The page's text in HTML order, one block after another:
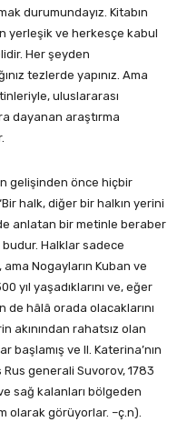
durumundayız. Kitabın
yerleşik ve herkesçe kabul
Her şeyden
tezlerde yapınız. Ama
uluslararası
dayanan araştırma
gelişinden önce hiçbir
halk, diğer bir halkın yerini
anlatan bir metinle beraber
Halklar sadece
ama Nogayların Kuban ve
yıl yaşadıklarını ve, eğer
de hâlâ orada olacaklarını
akınından rahatsız olan
başlamış ve II. Katerina’nın
generali Suvorov, 1783
sağ kalanları bölgeden
olarak görüyorlar. –ç.n).